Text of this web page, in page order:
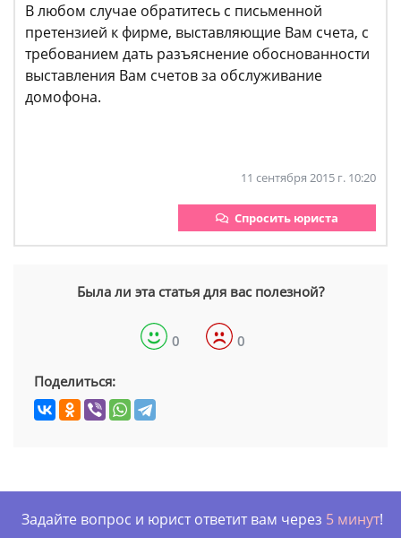
В любом случае обратитесь с письменной
претензией к фирме, выставляющие Вам счета, с
требованием дать разъяснение обоснованности
выставления Вам счетов за обслуживание
домофона.
11 сентября 2015 г. 10:20
Спросить юриста
Была ли эта статья для вас полезной?
0 0
Поделиться:
Задайте вопрос и юрист ответит вам через 5 минут!